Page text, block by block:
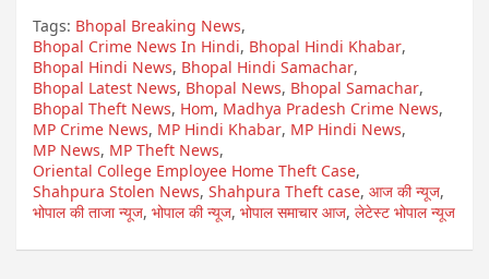
Tags: Bhopal Breaking News,
Bhopal Crime News In Hindi, Bhopal Hindi Khabar,
Bhopal Hindi News, Bhopal Hindi Samachar,
Bhopal Latest News, Bhopal News, Bhopal Samachar,
Bhopal Theft News, Hom, Madhya Pradesh Crime News,
MP Crime News, MP Hindi Khabar, MP Hindi News,
MP News, MP Theft News,
Oriental College Employee Home Theft Case,
Shahpura Stolen News, Shahpura Theft case, आज की न्यूज,
भोपाल की ताजा न्यूज, भोपाल की न्यूज, भोपाल समाचार आज, लेटेस्ट भोपाल न्यूज